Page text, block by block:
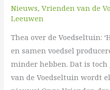
Nieuws,Vrienden van de
Leeuwen
Thea over de Voedseltuin:
en samen voedsel
minder hebben. Dat is
van de Voedseltuin wordt